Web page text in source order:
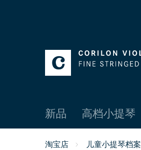
新品 高档小提琴
淘宝店 儿童小提琴档案